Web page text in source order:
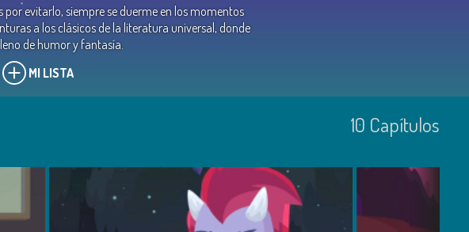
por evitarlo, siempre se duerme en los momentos
a los clásicos de la literatura universal, donde
de humor y fantasía.
MI LISTA
10 Capí­tulos